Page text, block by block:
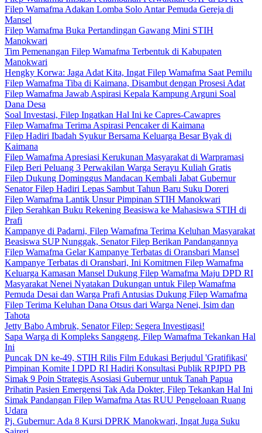
Filep Wamafma Adakan Lomba Solo Antar Pemuda Gereja di
Mansel
Filep Wamafma Buka Pertandingan Gawang Mini STIH
Manokwari
Tim Pemenangan Filep Wamafma Terbentuk di Kabupaten
Manokwari
Hengky Korwa: Jaga Adat Kita, Ingat Filep Wamafma Saat Pemilu
Filep Wamafma Tiba di Kaimana, Disambut dengan Prosesi Adat
Filep Wamafma Jawab Aspirasi Kepala Kampung Arguni Soal
Dana Desa
Soal Investasi, Filep Ingatkan Hal Ini ke Capres-Cawapres
Filep Wamafma Terima Aspirasi Pencaker di Kaimana
Filep Hadiri Ibadah Syukur Bersama Keluarga Besar Byak di
Kaimana
Filep Wamafma Apresiasi Kerukunan Masyarakat di Warpramasi
Filep Beri Peluang 3 Perwakilan Warga Serayu Kuliah Gratis
Filep Dukung Dominggus Mandacan Kembali Jabat Gubernur
Senator Filep Hadiri Lepas Sambut Tahun Baru Suku Doreri
Filep Wamafma Lantik Unsur Pimpinan STIH Manokwari
Filep Serahkan Buku Rekening Beasiswa ke Mahasiswa STIH di
Prafi
Kampanye di Padarni, Filep Wamafma Terima Keluhan Masyarakat
Beasiswa SUP Nunggak, Senator Filep Berikan Pandangannya
Filep Wamafma Gelar Kampanye Terbatas di Oransbari Mansel
Kampanye Terbatas di Oransbari, Ini Komitmen Filep Wamafma
Keluarga Kamasan Mansel Dukung Filep Wamafma Maju DPD RI
Masyarakat Nenei Nyatakan Dukungan untuk Filep Wamafma
Pemuda Desai dan Warga Prafi Antusias Dukung Filep Wamafma
Filep Terima Keluhan Dana Otsus dari Warga Nenei, Isim dan
Tahota
Jetty Babo Ambruk, Senator Filep: Segera Investigasi!
Sapa Warga di Kompleks Sanggeng, Filep Wamafma Tekankan Hal
Ini
Puncak DN ke-49, STIH Rilis Film Edukasi Berjudul 'Gratifikasi'
Pimpinan Komite I DPD RI Hadiri Konsultasi Publik RPJPD PB
Simak 9 Poin Strategis Asosiasi Gubernur untuk Tanah Papua
Prihatin Pasien Emergensi Tak Ada Dokter, Filep Tekankan Hal Ini
Simak Pandangan Filep Wamafma Atas RUU Pengeloaan Ruang
Udara
Pj. Gubernur: Ada 8 Kursi DPRK Manokwari, Ingat Juga Suku